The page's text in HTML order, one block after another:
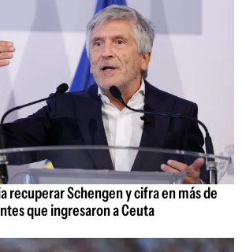
recuperar Schengen y cifra en más de
que ingresaron a Ceuta